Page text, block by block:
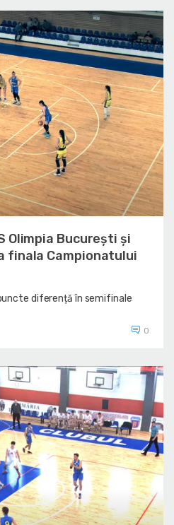
Olimpia București și
finala Campionatului
diferență în semifinale
0